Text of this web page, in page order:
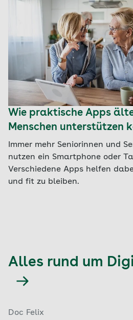
Wie praktische Apps
Menschen unterstützen
Immer mehr Seniorinnen und
nutzen ein Smartphone oder
Verschiedene Apps helfen
und fit zu bleiben.
Alles rund um
Doc Felix